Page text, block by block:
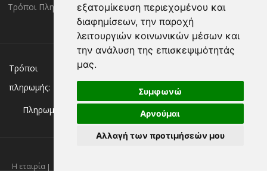
εξατομίκευση περιεχομένου και
διαφημίσεων, την παροχή
λειτουργιών κοινωνικών μέσων και
την ανάλυση της επισκεψιμότητάς
μας.
Συμφωνώ
Αρνούμαι
Αλλαγή των προτιμήσεών μου
Τρόποι Πληρωμής
Τρόποι
πληρωμής:
Χρεωστική/πιστωτική κάρτα
Κατάθεση σε Τράπεζα
Πληρωμή με:
Η εταιρία